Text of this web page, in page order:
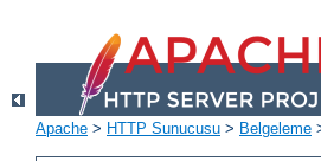
Apache > HTTP Sunucusu > Belgeleme